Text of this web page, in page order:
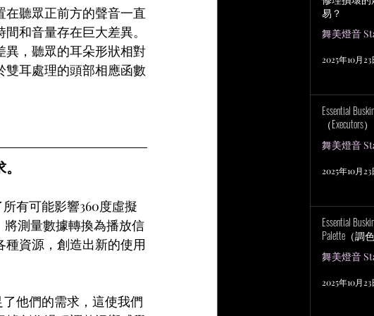
聽眾正前方的聲音一直
和音量存在巨大差異。
異，聽眾的耳朵形狀相對
耳處理的頭部相應函數
有可能影響360度虛擬
測量數據轉換為播放信
資源，創造出新的使用
他們的需求，這使我們
易？
舞美燈音
2025年10月23
Essential
（Executors）
舞美燈音
2025年10月23
Essential
Palette（調
舞美燈音
2025年10月23